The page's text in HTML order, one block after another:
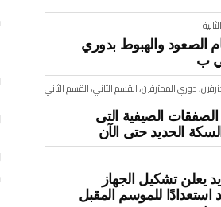
الصعود والهبوط بدوري
ب
دوري المحترفين، القسم الثاني، القسم الثاني
الصيفية التى
الحديد حتى الآن
يعلن تشكيل الجهاز
استعدادًا للموسم المقبل